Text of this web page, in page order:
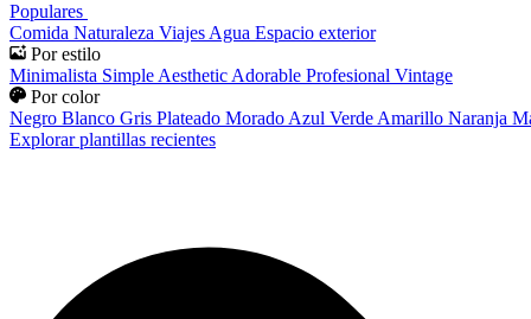
Populares
Comida Naturaleza Viajes Agua Espacio exterior
Por estilo
Minimalista Simple Aesthetic Adorable Profesional Vintage
Por color
Negro Blanco Gris Plateado Morado Azul Verde Amarillo Naranja
Explorar plantillas recientes